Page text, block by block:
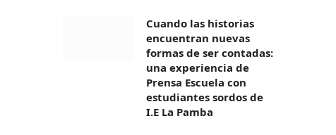
Cuando las historias
encuentran nuevas
formas de ser contadas:
una experiencia de
Prensa Escuela con
estudiantes sordos de
I.E La Pamba